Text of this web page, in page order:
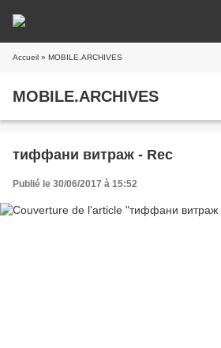
Accueil » MOBILE.ARCHIVES
MOBILE.ARCHIVES
тиффани витраж - Rec
Publié le 30/06/2017 à 15:52